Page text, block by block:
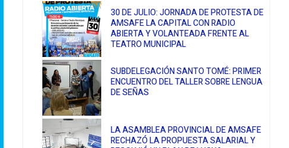
30 DE JULIO: JORNADA DE PROTESTA DE
AMSAFE LA CAPITAL CON RADIO
ABIERTA Y VOLANTEADA FRENTE AL
TEATRO MUNICIPAL
SUBDELEGACIÓN SANTO TOMÉ: PRIMER
ENCUENTRO DEL TALLER SOBRE LENGUA
DE SEÑAS
LA ASAMBLEA PROVINCIAL DE AMSAFE
RECHAZÓ LA PROPUESTA SALARIAL Y